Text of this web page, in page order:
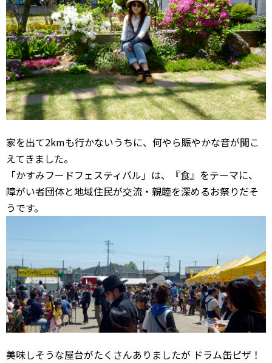
家を出て2kmも行かないうちに、何やら賑やかな音が聞こ
えてきました。
「かすみフードフェスティバル」は、『食』をテーマに、
障がい者団体と地域住民が交流・親睦を深めるお祭りだそ
うです。
美味しそうな屋台がたくさんありましたが ドラム缶ピザ！